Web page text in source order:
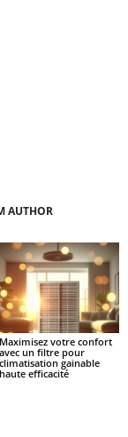
AUTHOR
Maximisez votre confort
avec un filtre pour
climatisation gainable
haute efficacité